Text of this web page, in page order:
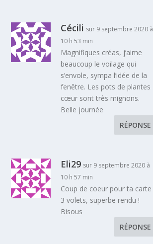
Cécili sur 9 septembre 2020 à
10 h 53 min
Magnifiques créas, j’aime
beaucoup le voilage qui
s’envole, sympa l’idée de la
fenêtre. Les pots de plantes
cœur sont très mignons.
Belle journée
RÉPONSE
Eli29 sur 9 septembre 2020 à
10 h 57 min
Coup de coeur pour ta carte
3 volets, superbe rendu !
Bisous
RÉPONSE